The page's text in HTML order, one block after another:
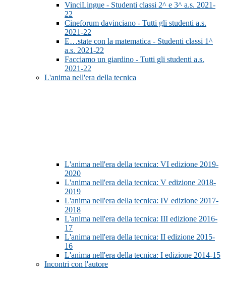
VinciLingue - Studenti classi 2^ e 3^ a.s. 2021-
22
Cineforum davinciano - Tutti gli studenti a.s.
2021-22
E…state con la matematica - Studenti classi 1^
a.s. 2021-22
Facciamo un giardino - Tutti gli studenti a.s.
2021-22
L'anima nell'era della tecnica
L'anima nell'era della tecnica: VI edizione 2019-
2020
L'anima nell'era della tecnica: V edizione 2018-
2019
L'anima nell'era della tecnica: IV edizione 2017-
2018
L'anima nell'era della tecnica: III edizione 2016-
17
L'anima nell'era della tecnica: II edizione 2015-
16
L'anima nell'era della tecnica: I edizione 2014-15
Incontri con l'autore